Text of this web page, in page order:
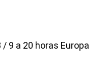
9 a 20 horas Europa